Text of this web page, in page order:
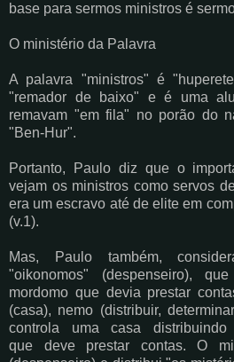
base para sermos ministros é
O ministério da Palavra
A palavra "ministros" é
"remador de baixo" e é uma
remavam "em fila" no porão do
"Ben-Hur".
Portanto, Paulo diz que o
vejam os ministros como servos
era um escravo até de elite em
(v.1).
Mas, Paulo também,
"oikonomos" (despenseiro),
mordomo que devia prestar
(casa), nemo (distribuir,
controla uma casa
que deve prestar contas. O